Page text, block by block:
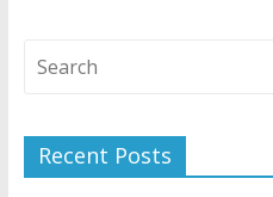
Recent Posts